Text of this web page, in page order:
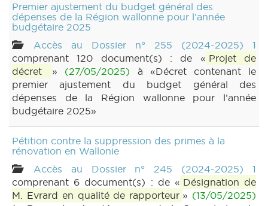
Premier ajustement du budget général des
dépenses de la Région wallonne pour l'année
budgétaire 2025
Accès au Dossier n° 255 (2024-2025) 1
comprenant 120 document(s) : de « Projet de
décret
» (27/05/2025) à «Décret contenant le
premier ajustement du budget général des
dépenses de la Région wallonne pour l’année
budgétaire 2025»
Pétition contre la suppression des primes à la
rénovation en Wallonie
Accès au Dossier n° 245 (2024-2025) 1
comprenant 6 document(s) : de « Désignation de
M. Evrard en qualité de rapporteur » (13/05/2025)